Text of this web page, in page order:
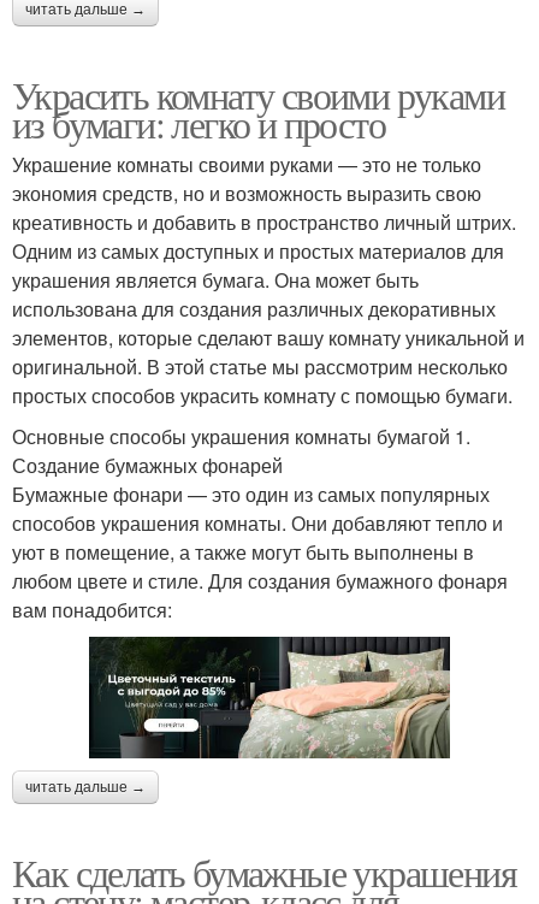
читать дальше →
Украсить комнату своими руками
из бумаги: легко и просто
Украшение комнаты своими руками — это не только
экономия средств, но и возможность выразить свою
креативность и добавить в пространство личный штрих.
Одним из самых доступных и простых материалов для
украшения является бумага. Она может быть
использована для создания различных декоративных
элементов, которые сделают вашу комнату уникальной и
оригинальной. В этой статье мы рассмотрим несколько
простых способов украсить комнату с помощью бумаги.
Основные способы украшения комнаты бумагой 1.
Создание бумажных фонарей
Бумажные фонари — это один из самых популярных
способов украшения комнаты. Они добавляют тепло и
уют в помещение, а также могут быть выполнены в
любом цвете и стиле. Для создания бумажного фонаря
вам понадобится:
читать дальше →
Как сделать бумажные украшения